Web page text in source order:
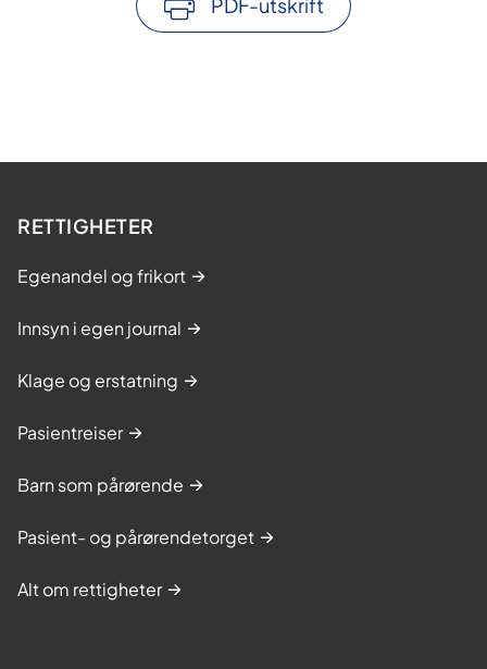
immunforsvar og utløser en kraftig
betennelsesprosess og koagulasjon (2),
også vist hvordan en enkelt endring i
oppsettet av reagensglassforsøk
reduserer uønsket aktivering av
Om forskningsgruppen, deltakere,
samarbeidsinstitusjoner, navn på
prosjektleder + andre sentrale
personer.
Norwegian Complement Research Group
forskningsgruppe bestående av leger,
RETTIGHETER
Egenandel og frikort
Innsyn i egen journal
Klage og erstatning
Pasientreiser
Barn som pårørende
Pasient- og pårørendetorget
Alt om rettigheter